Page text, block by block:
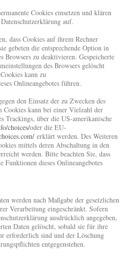
Cookies einsetzen und klären
auf.
dass Cookies auf ihrem Rechner
gebeten die entsprechende Option in
Browsers zu deaktivieren. Gespeicherte
des Browsers gelöscht
kann zu
Onlineangebotes führen.
den Einsatz der zu Zwecken des
Cookies kann bei einer Vielzahl der
Trackings, über die US-amerikanische
choices/oder die EU-
erklärt werden. Des Weiteren
mittels deren Abschaltung in den
werden. Bitte beachten Sie, dass
Funktionen dieses Onlineangebotes
werden nach Maßgabe der gesetzlichen
Verarbeitung eingeschränkt. Sofern
ausdrücklich angegeben,
Daten gelöscht, sobald sie für ihre
erforderlich sind und der Löschung
entgegenstehen.